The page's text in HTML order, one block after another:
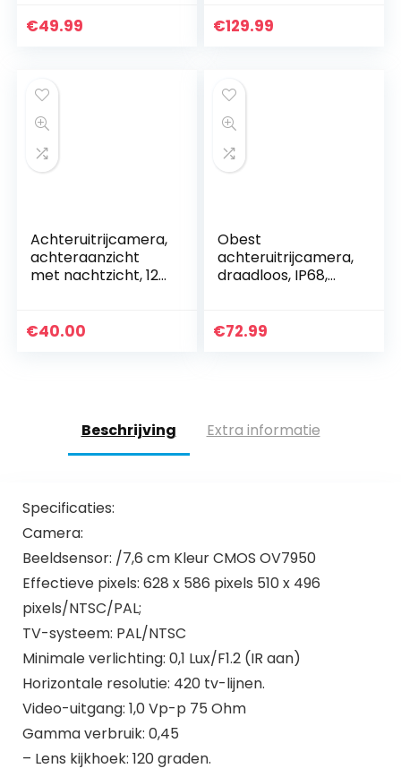
Nachtzicht voor
€49.99
18 IR-leds,
€129.99
Achteruitrijcamera,
achteraanzicht
met nachtzicht, 12
achteruitrijsysteem
€40.00
Obest
achteruitrijcamera,
draadloos, IP68,
eenvoudig te
€72.99
Beschrijving Extra informatie
Specificaties:
Camera:
Beeldsensor: /7,6 cm Kleur CMOS OV7950
Effectieve pixels: 628 x 586 pixels 510 x 496
pixels/NTSC/PAL;
TV-systeem: PAL/NTSC
Minimale verlichting: 0,1 Lux/F1.2 (IR aan)
Horizontale resolutie: 420 tv-lijnen.
Video-uitgang: 1,0 Vp-p 75 Ohm
Gamma verbruik: 0,45
– Lens kijkhoek: 120 graden.